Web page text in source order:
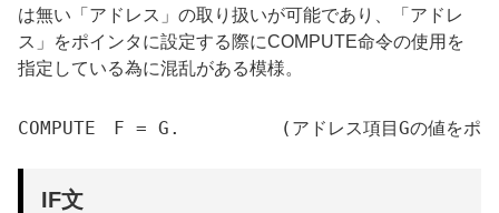
は無い「アドレス」の取り扱いが可能であり、「アドレ
ス」をポインタに設定する際にCOMPUTE命令の使用を
指定している為に混乱がある模様。
COMPUTE　F = G.         (アドレス項目Gの値をポイ
IF文